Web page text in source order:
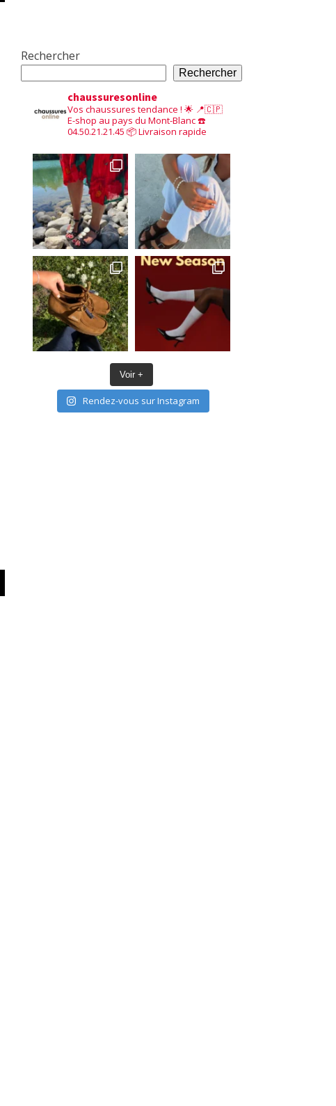
Rechercher
Rechercher
chaussuresonline
Vos chaussures tendance ! 🌟 📍🇨🇵
E-shop au pays du Mont-Blanc☎️
04.50.21.21.45 📦 Livraison rapide
Voir +
Rendez-vous sur Instagram